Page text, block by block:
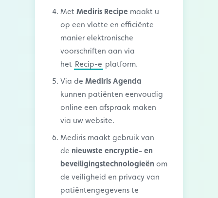
Met Mediris Recipe maakt u
op een vlotte en efficiënte
manier elektronische
voorschriften aan via
het Recip-e platform.
Via de Mediris Agenda
kunnen patiënten eenvoudig
online een afspraak maken
via uw website.
Mediris maakt gebruik van
de nieuwste encryptie- en
beveiligingstechnologieën om
de veiligheid en privacy van
patiëntengegevens te